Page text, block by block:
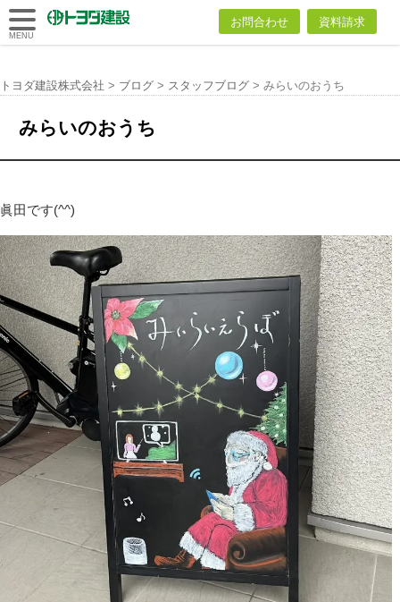
トヨダ建設
お問合わせ 資料請求
MENU
トヨダ建設株式会社 > ブログ > スタッフブログ > みらいのおうち
みらいのおうち
眞田です(^^)